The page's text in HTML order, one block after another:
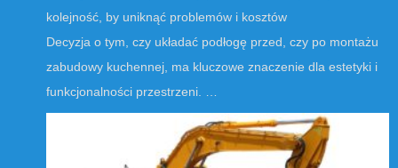
kolejność, by uniknąć problemów i kosztów
Decyzja o tym, czy układać podłogę przed, czy po montażu
zabudowy kuchennej, ma kluczowe znaczenie dla estetyki i
funkcjonalności przestrzeni. …